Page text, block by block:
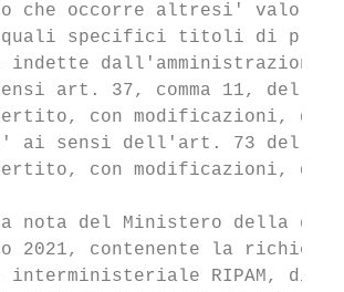
che occorre altresi'
quali specifici titoli di
indette
art. 37, comma 11, del
con modificazioni,
ai sensi dell'art. 73 del
con modificazioni, dal-
nota del Ministero della
2021, contenente la
interministeriale RIPAM, di